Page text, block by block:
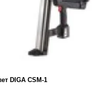
DIGA CSM-1